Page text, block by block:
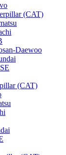
(CAT)
Daewoo
(CAT)